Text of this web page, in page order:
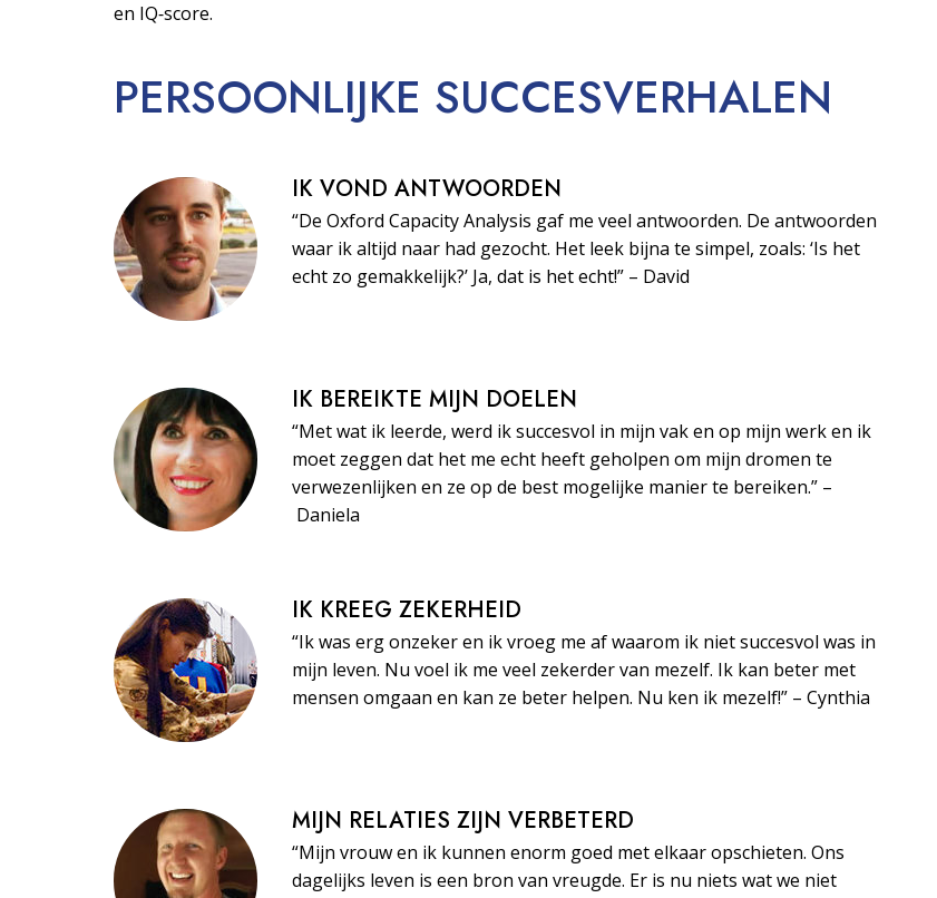
en IQ‑score.
PERSOONLIJKE SUCCESVERHALEN
IK VOND ANTWOORDEN
“De Oxford Capacity Analysis gaf me veel antwoorden. De antwoorden
waar ik altijd naar had gezocht. Het leek bijna te simpel, zoals: ‘Is het
echt zo gemakkelijk?’ Ja, dat is het echt!” – David
IK BEREIKTE MIJN DOELEN
“Met wat ik leerde, werd ik succesvol in mijn vak en op mijn werk en ik
moet zeggen dat het me echt heeft geholpen om mijn dromen te
verwezenlijken en ze op de best mogelijke manier te bereiken.” –
Daniela
IK KREEG ZEKERHEID
“Ik was erg onzeker en ik vroeg me af waarom ik niet succesvol was in
mijn leven. Nu voel ik me veel zekerder van mezelf. Ik kan beter met
mensen omgaan en kan ze beter helpen. Nu ken ik mezelf!” – Cynthia
MIJN RELATIES ZIJN VERBETERD
“Mijn vrouw en ik kunnen enorm goed met elkaar opschieten. Ons
dagelijks leven is een bron van vreugde. Er is nu niets wat we niet